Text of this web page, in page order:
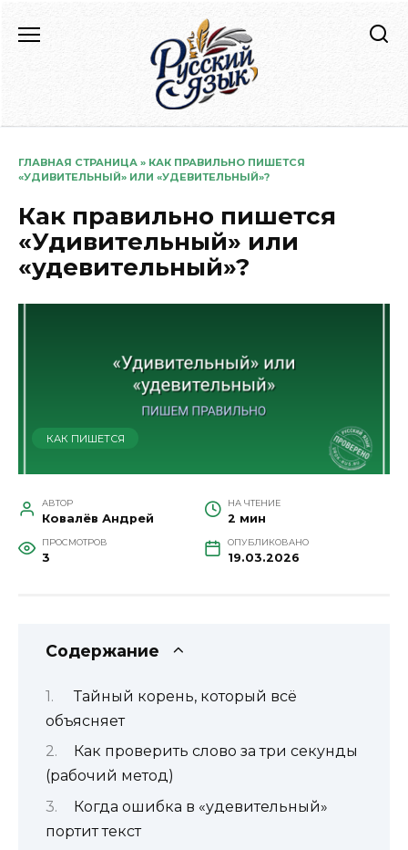
содержанию
ГЛАВНАЯ СТРАНИЦА » КАК ПРАВИЛЬНО ПИШЕТСЯ
«УДИВИТЕЛЬНЫЙ» ИЛИ «УДЕВИТЕЛЬНЫЙ»?
Как правильно пишется
«Удивительный» или
«удевительный»?
КАК ПИШЕТСЯ
АВТОР
Ковалёв Андрей
НА ЧТЕНИЕ
2 мин
ПРОСМОТРОВ
3
ОПУБЛИКОВАНО
19.03.2026
Содержание
Тайный корень, который всё
объясняет
Как проверить слово за три секунды
(рабочий метод)
Когда ошибка в «удевительный»
портит текст